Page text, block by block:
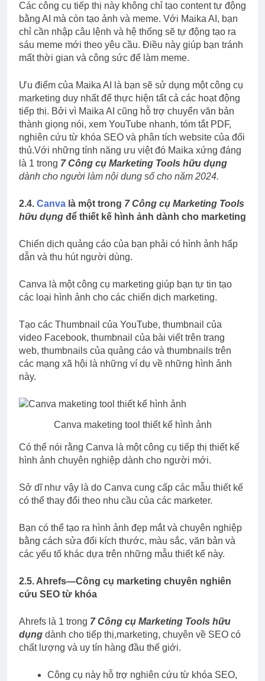
Các công cụ tiếp thị này không chỉ tạo content tự động
bằng AI mà còn tạo ảnh và meme. Với Maika AI, bạn
chỉ cần nhập câu lệnh và hệ thống sẽ tự động tạo ra
sáu meme mới theo yêu cầu. Điều này giúp bạn tránh
mất thời gian và công sức để làm meme.
Ưu điểm của Maika AI là bạn sẽ sử dụng một công cụ
marketing duy nhất để thực hiện tất cả các hoạt động
tiếp thị. Bởi vì Maika AI cũng hỗ trợ chuyển văn bản
thành giọng nói, xem YouTube nhanh, tóm tắt PDF,
nghiên cứu từ khóa SEO và phân tích website của đối
thủ.Với những tính năng ưu việt đó Maika xứng đáng
là 1 trong 7 Công cụ Marketing Tools hữu dụng
dành cho người làm nội dung số cho năm 2024.
2.4. Canva là một trong 7 Công cụ Marketing Tools
hữu dụng để thiết kế hình ảnh dành cho marketing
Chiến dịch quảng cáo của bạn phải có hình ảnh hấp
dẫn và thu hút người dùng.
Canva là một công cụ marketing giúp bạn tự tin tạo
các loại hình ảnh cho các chiến dịch marketing.
Tạo các Thumbnail của YouTube, thumbnail của
video Facebook, thumbnail của bài viết trên trang
web, thumbnails của quảng cáo và thumbnails trên
các mạng xã hội là những ví dụ về những hình ảnh
này.
Canva maketing tool thiết kế hình ảnh
Có thể nói rằng Canva là một công cụ tiếp thị thiết kế
hình ảnh chuyên nghiệp dành cho người mới.
Sở dĩ như vậy là do Canva cung cấp các mẫu thiết kế
có thể thay đổi theo nhu cầu của các marketer.
Bạn có thể tạo ra hình ảnh đẹp mắt và chuyên nghiệp
bằng cách sửa đổi kích thước, màu sắc, văn bản và
các yếu tố khác dựa trên những mẫu thiết kế này.
2.5. Ahrefs—Công cụ marketing chuyên nghiên
cứu SEO từ khóa
Ahrefs là 1 trong 7 Công cụ Marketing Tools hữu
dụng dành cho tiếp thị,marketing, chuyên về SEO có
chất lượng và uy tín hàng đầu thế giới.
Công cụ này hỗ trợ nghiên cứu từ khóa SEO,